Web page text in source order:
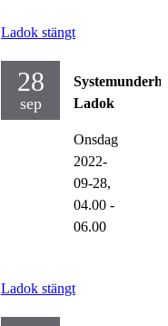
Ladok stängt
28
sep
Ladok
Onsdag
2022-
09-28,
04.00 -
06.00
Ladok stängt